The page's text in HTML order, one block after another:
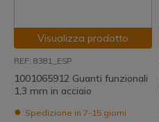
Visualizza prodotto
REF: 8381_ESP
1001065912 Guanti funzionali
1,3 mm in acciaio
Spedizione in 7-15 giorni